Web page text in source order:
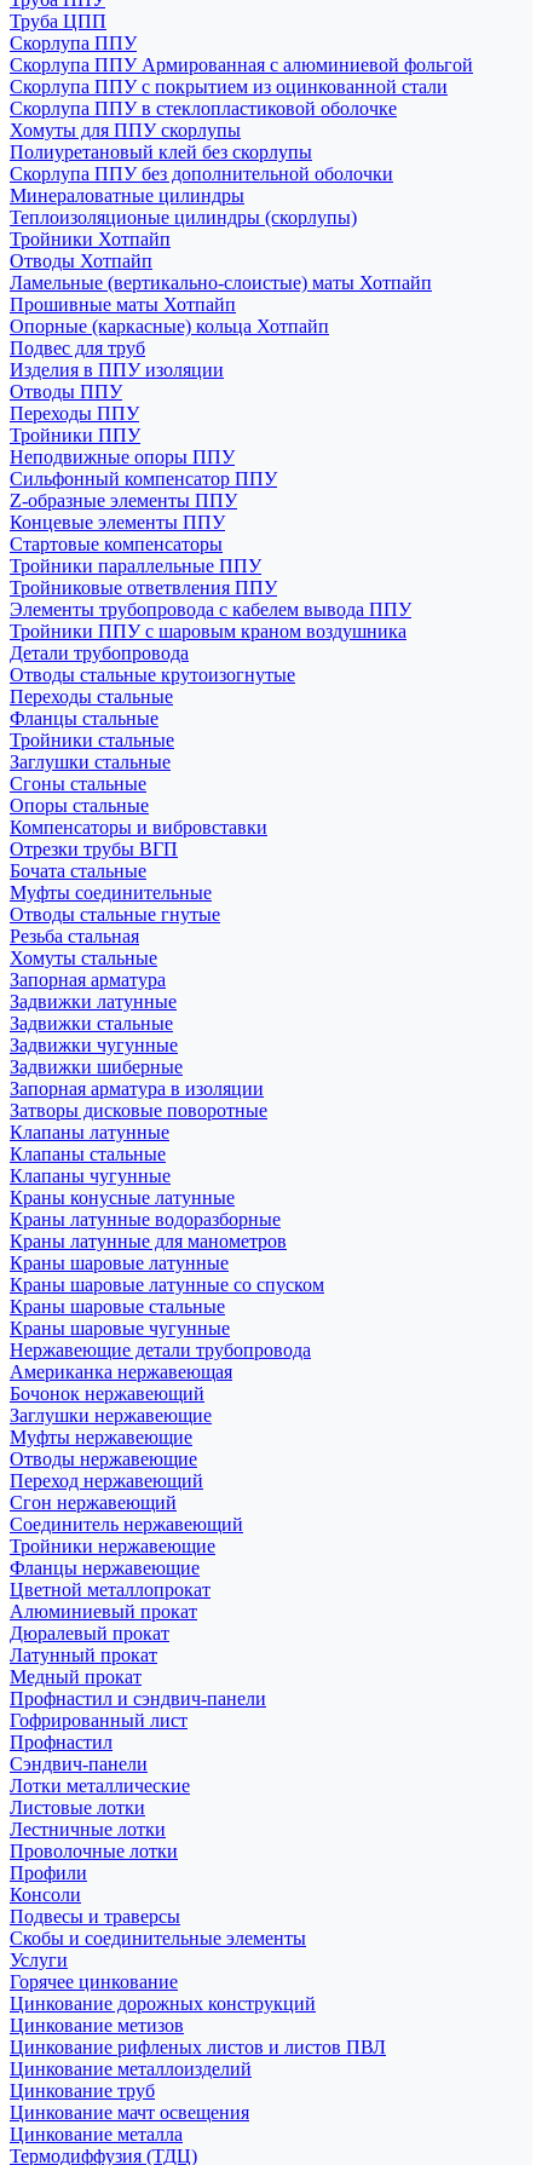
Труба ЦПП
Скорлупа ППУ
Скорлупа ППУ Армированная с алюминиевой фольгой
Скорлупа ППУ с покрытием из оцинкованной стали
Скорлупа ППУ в стеклопластиковой оболочке
Хомуты для ППУ скорлупы
Полиуретановый клей без скорлупы
Скорлупа ППУ без дополнительной оболочки
Минераловатные цилиндры
Теплоизоляционые цилиндры (скорлупы)
Тройники Хотпайп
Отводы Хотпайп
Ламельные (вертикально-слоистые) маты Хотпайп
Прошивные маты Хотпайп
Опорные (каркасные) кольца Хотпайп
Подвес для труб
Изделия в ППУ изоляции
Отводы ППУ
Переходы ППУ
Тройники ППУ
Неподвижные опоры ППУ
Cильфонный компенсатор ППУ
Z-образные элементы ППУ
Концевые элементы ППУ
Стартовые компенсаторы
Тройники параллельные ППУ
Тройниковые ответвления ППУ
Элементы трубопровода с кабелем вывода ППУ
Тройники ППУ с шаровым краном воздушника
Детали трубопровода
Отводы стальные крутоизогнутые
Переходы стальные
Фланцы стальные
Тройники стальные
Заглушки стальные
Сгоны стальные
Опоры стальные
Компенсаторы и вибровставки
Отрезки трубы ВГП
Бочата стальные
Муфты соединительные
Отводы стальные гнутые
Резьба стальная
Хомуты стальные
Запорная арматура
Задвижки латунные
Задвижки стальные
Задвижки чугунные
Задвижки шиберные
Запорная арматура в изоляции
Затворы дисковые поворотные
Клапаны латунные
Клапаны стальные
Клапаны чугунные
Краны конусные латунные
Краны латунные водоразборные
Краны латунные для манометров
Краны шаровые латунные
Краны шаровые латунные со спуском
Краны шаровые стальные
Краны шаровые чугунные
Нержавеющие детали трубопровода
Американка нержавеющая
Бочонок нержавеющий
Заглушки нержавеющие
Муфты нержавеющие
Отводы нержавеющие
Переход нержавеющий
Сгон нержавеющий
Соединитель нержавеющий
Тройники нержавеющие
Фланцы нержавеющие
Цветной металлопрокат
Алюминиевый прокат
Дюралевый прокат
Латунный прокат
Медный прокат
Профнастил и сэндвич-панели
Гофрированный лист
Профнастил
Сэндвич-панели
Лотки металлические
Листовые лотки
Лестничные лотки
Проволочные лотки
Профили
Консоли
Подвесы и траверсы
Скобы и соединительные элементы
Услуги
Горячее цинкование
Цинкование дорожных конструкций
Цинкование метизов
Цинкование рифленых листов и листов ПВЛ
Цинкование металлоизделий
Цинкование труб
Цинкование мачт освещения
Цинкование металла
Термодиффузия (ТДЦ)